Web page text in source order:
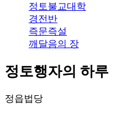
정토불교대학
경전반
즉문즉설
깨달음의 장
정토행자의 하루
정읍법당